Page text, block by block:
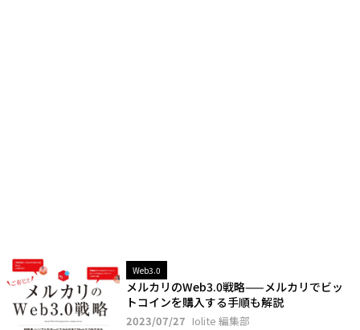
Web3.0
メルカリのWeb3.0戦略——メルカリでビッ
トコインを購入する手順も解説
2023/07/27 Iolite 編集部